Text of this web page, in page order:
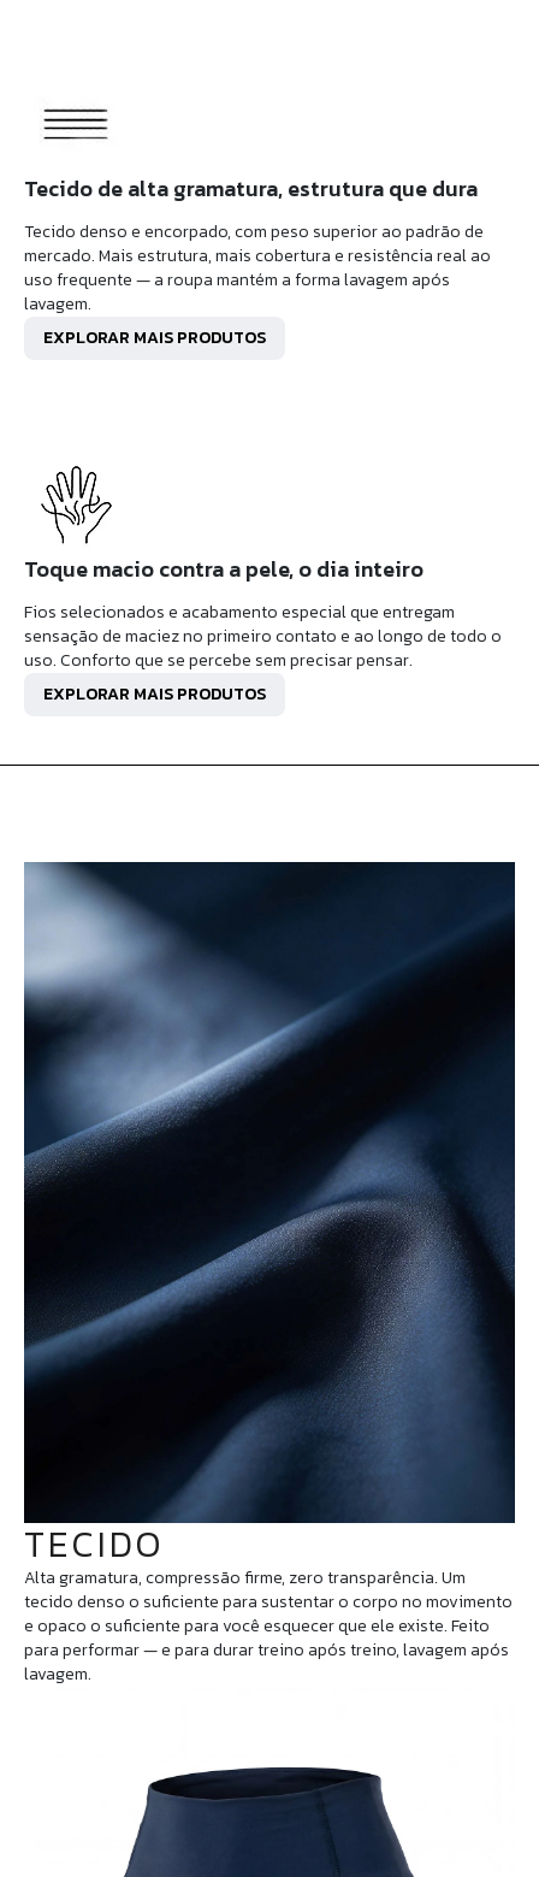
Tecido de alta gramatura, estrutura que dura
Tecido denso e encorpado, com peso superior ao padrão de
mercado. Mais estrutura, mais cobertura e resistência real ao
uso frequente — a roupa mantém a forma lavagem após
lavagem.
EXPLORAR MAIS PRODUTOS
Toque macio contra a pele, o dia inteiro
Fios selecionados e acabamento especial que entregam
sensação de maciez no primeiro contato e ao longo de todo o
uso. Conforto que se percebe sem precisar pensar.
EXPLORAR MAIS PRODUTOS
TECIDO
Alta gramatura, compressão firme, zero transparência. Um
tecido denso o suficiente para sustentar o corpo no movimento
e opaco o suficiente para você esquecer que ele existe. Feito
para performar — e para durar treino após treino, lavagem após
lavagem.